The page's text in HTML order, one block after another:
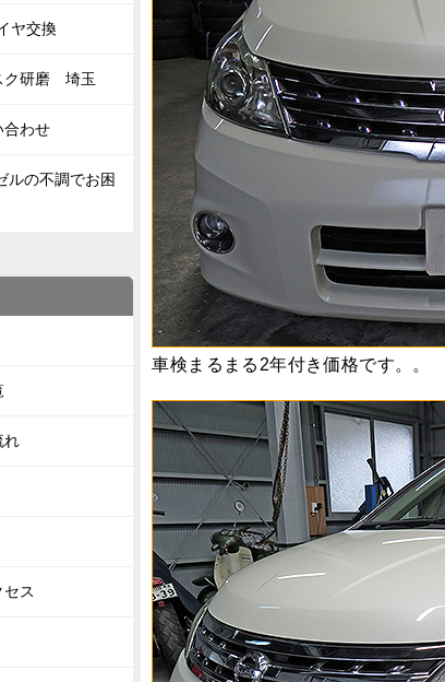
車検まるまる2年付き価格です。。
ヤ交換
ク研磨 埼玉
合わせ
ルの不調でお困
れ
ス